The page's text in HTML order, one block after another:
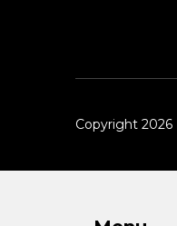
Copyright 2026